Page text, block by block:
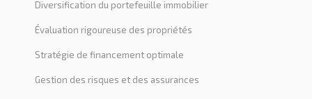
Diversification du portefeuille immobilier
Évaluation rigoureuse des propriétés
Stratégie de financement optimale
Gestion des risques et des assurances